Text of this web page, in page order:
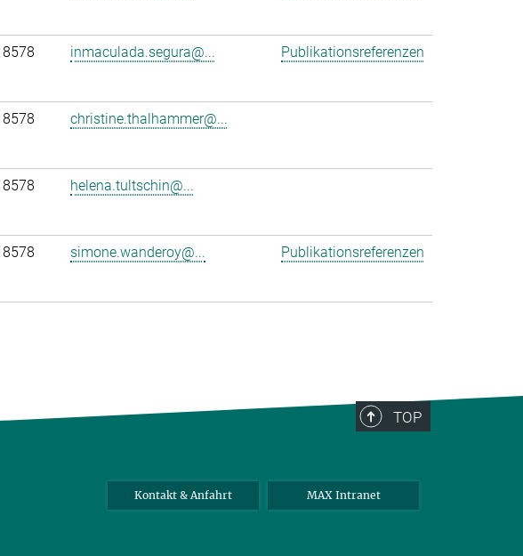
inmaculada.segura@... Publikationsreferenzen
christine.thalhammer@...
helena.tultschin@...
simone.wanderoy@... Publikationsreferenzen
TOP
Kontakt & Anfahrt MAX Intranet